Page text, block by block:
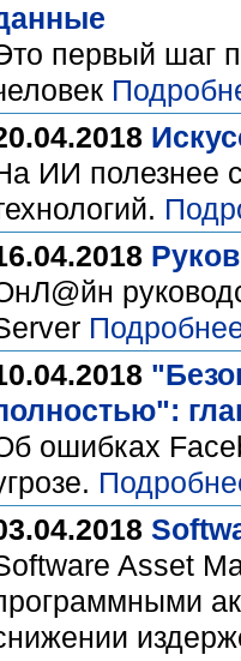
первый шаг
ИИ полезнее
ошибках
Asset